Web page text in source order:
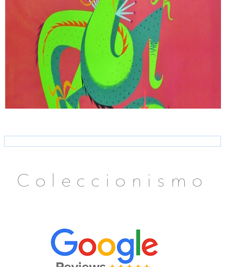
Coleccionismo